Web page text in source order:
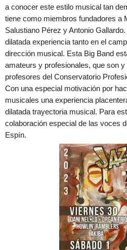
a conocer este estilo musical tan
tiene como miembros fundadores a
Salustiano Pérez y Antonio
dilatada experiencia tanto en el
dirección musical. Esta Big Band
amateurs y profesionales, que son
profesores del Conservatorio
Con una especial motivación por
musicales una experiencia
dilatada trayectoria musical. Para
colaboración especial de las voces
Espín.